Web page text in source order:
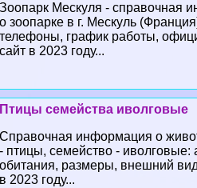
Зоопарк Мескуля - справочная
о зоопарке в г. Мескуль
телефоны, график работы,
сайт в 2023 году...
Птицы семейства иволговые
Справочная информация о
- птицы, семейство - иволговые:
обитания, размеры, внешний
в 2023 году...